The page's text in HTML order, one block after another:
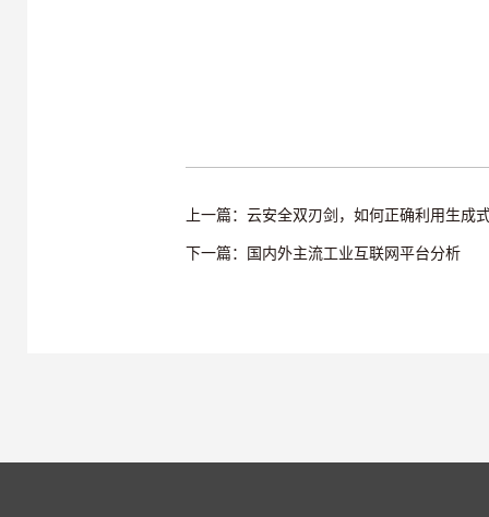
上一篇：云安全双刃剑，如何正确利用生成
下一篇：国内外主流工业互联网平台分析